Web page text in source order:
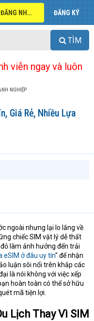
ĐĂNG NHẬP ĐĂNG KÝ
TÌM
viễn ngay và luôn
NGHIỆP
Giá Rẻ, Nhiều Lựa
ngoài nhưng lại lo lắng về
chiếc SIM vật lý dễ thất
làm ảnh hưởng đến trải
eSIM ở đâu uy tín" để nhận
luận sôi nổi trên khắp các
là nói không với việc xếp
hoàn toàn có thể sở hữu
mã tiện lợi.
Lịch Thay Vì SIM